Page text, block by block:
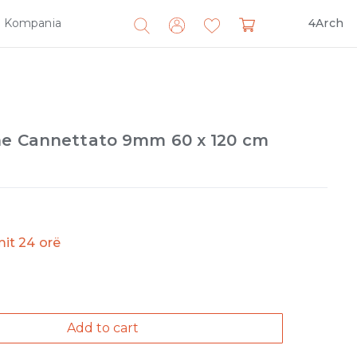
Kompania 4Arch
Search
for:
Cannettato 9mm 60 x 120 cm
24 orë
Add to cart